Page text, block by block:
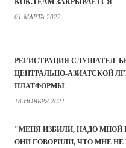
KOK.TEAM ЗАКРЫВАЕТСЯ
01 МАРТА 2022
РЕГИСТРАЦИЯ
ЦЕНТРАЛЬНО-АЗИАТСКОЙ
ПЛАТФОРМЫ
18 НОЯБРЯ 2021
"МЕНЯ ИЗБИЛИ, НАДО МНОЙ
ОНИ ГОВОРИЛИ, ЧТО МНЕ НЕ